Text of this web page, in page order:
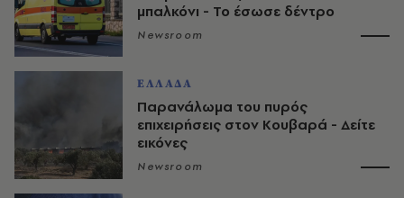
μπαλκόνι - Το έσωσε δέντρο
Newsroom
ΕΛΛΑΔΑ
Παρανάλωμα του πυρός
επιχειρήσεις στον Κουβαρά - Δείτε
εικόνες
Newsroom